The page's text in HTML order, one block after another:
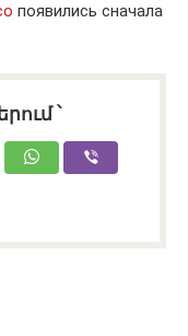
появились сначала
՝